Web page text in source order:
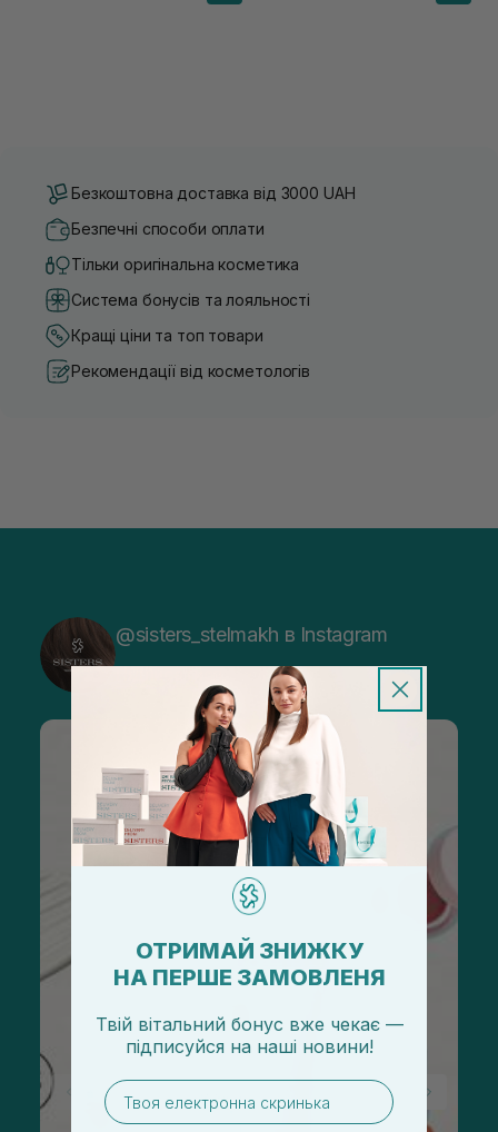
Безкоштовна доставка від 3000 UAH
Безпечні способи оплати
Тільки оригінальна косметика
Система бонусів та лояльності
Кращі ціни та топ товари
Рекомендації від косметологів
@sisters_stelmakh в Instagram
ОТРИМАЙ ЗНИЖКУ
НА ПЕРШЕ ЗАМОВЛЕНЯ
Твій вітальний бонус вже чекає —
підписуйся на наші новини!
email